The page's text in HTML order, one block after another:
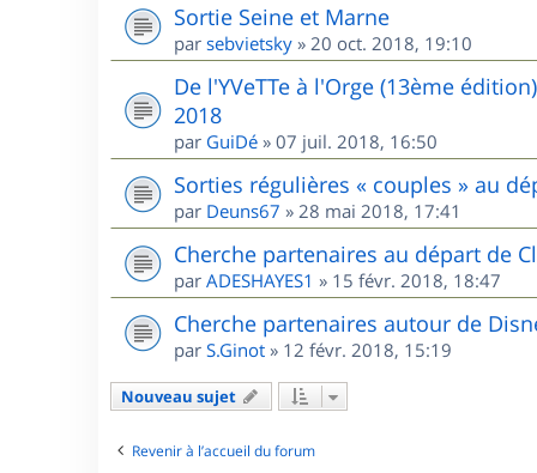
Sortie Seine et Marne
par sebvietsky » 20 oct. 2018, 19:10
De l'YVeTTe à l'Orge (13ème
2018
par GuiDé » 07 juil. 2018, 16:50
Sorties régulières « couples » au
par Deuns67 » 28 mai 2018, 17:41
Cherche partenaires au départ de
par ADESHAYES1 » 15 févr. 2018, 18:47
Cherche partenaires autour de
par S.Ginot » 12 févr. 2018, 15:19
Nouveau sujet
Revenir à l’accueil du forum